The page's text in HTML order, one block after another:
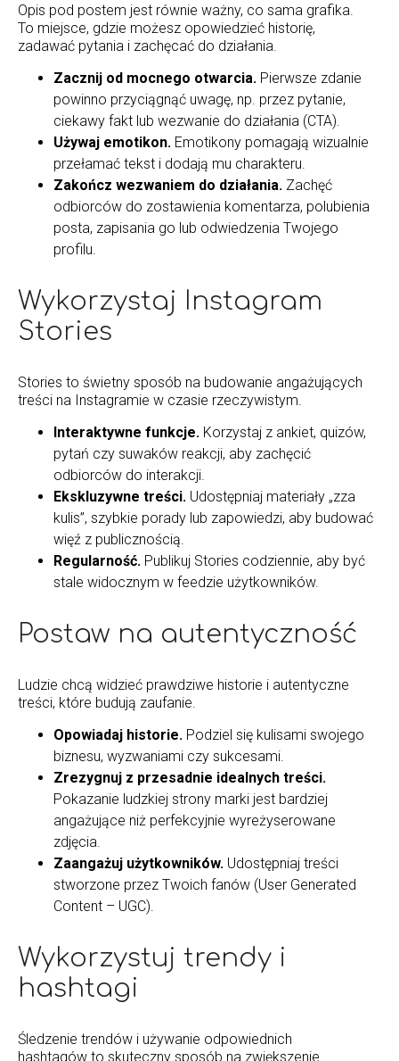
Opis pod postem jest równie ważny, co sama grafika.
To miejsce, gdzie możesz opowiedzieć historię,
zadawać pytania i zachęcać do działania.
Zacznij od mocnego otwarcia. Pierwsze zdanie
powinno przyciągnąć uwagę, np. przez pytanie,
ciekawy fakt lub wezwanie do działania (CTA).
Używaj emotikon. Emotikony pomagają wizualnie
przełamać tekst i dodają mu charakteru.
Zakończ wezwaniem do działania. Zachęć
odbiorców do zostawienia komentarza, polubienia
posta, zapisania go lub odwiedzenia Twojego
profilu.
Wykorzystaj Instagram
Stories
Stories to świetny sposób na budowanie angażujących
treści na Instagramie w czasie rzeczywistym.
Interaktywne funkcje. Korzystaj z ankiet, quizów,
pytań czy suwaków reakcji, aby zachęcić
odbiorców do interakcji.
Ekskluzywne treści. Udostępniaj materiały „zza
kulis”, szybkie porady lub zapowiedzi, aby budować
więź z publicznością.
Regularność. Publikuj Stories codziennie, aby być
stale widocznym w feedzie użytkowników.
Postaw na autentyczność
Ludzie chcą widzieć prawdziwe historie i autentyczne
treści, które budują zaufanie.
Opowiadaj historie. Podziel się kulisami swojego
biznesu, wyzwaniami czy sukcesami.
Zrezygnuj z przesadnie idealnych treści.
Pokazanie ludzkiej strony marki jest bardziej
angażujące niż perfekcyjnie wyreżyserowane
zdjęcia.
Zaangażuj użytkowników. Udostępniaj treści
stworzone przez Twoich fanów (User Generated
Content – UGC).
Wykorzystuj trendy i
hashtagi
Śledzenie trendów i używanie odpowiednich
hashtagów to skuteczny sposób na zwiększenie